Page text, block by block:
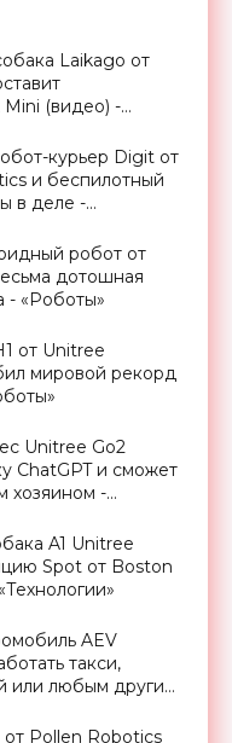
Laikago от
(видео) -
курьер Digit от
и беспилотный
в деле -
робот от
дотошная
- «Роботы»
от Unitree
мировой рекорд
Unitree Go2
ChatGPT и сможет
хозяином -
A1 Unitree
Spot от Boston
AEV
такси,
или любым другим
Pollen Robotics